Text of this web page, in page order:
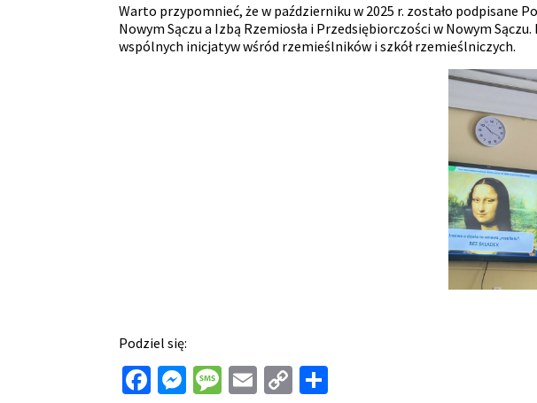
Warto przypomnieć, że w październiku w 2025 r. zostało podpisane
Nowym Sączu a Izbą Rzemiosła i Przedsiębiorczości w Nowym
wspólnych inicjatyw wśród rzemieślników i szkół rzemieślniczych.
Podziel się:
Facebook
Messenger
Message
Email
Copy